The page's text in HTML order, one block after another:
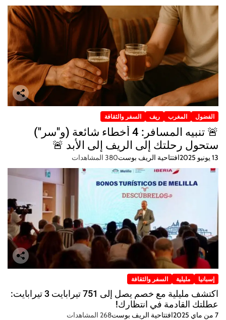
الفضول المغرب ريف السفر والثقافة
🚨 تنبيه المسافر: 4 أخطاء شائعة (و"سر")
ستحول رحلتك إلى الريف إلى الأبد 🚨
13 يونيو 2025 افتتاحية الريف بوست380 المشاهدات
إسبانيا مليلية السفر والثقافة
اكتشف مليلية مع خصم يصل إلى 751 تيرابايت 3 تيرابايت:
عطلتك القادمة في انتظارك!
7 من ماي 2025 افتتاحية الريف بوست268 المشاهدات